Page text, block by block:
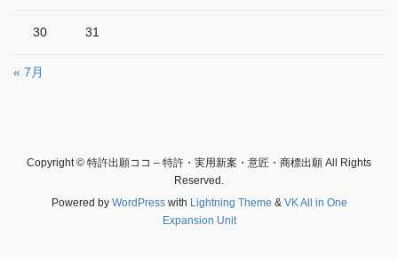
30 31
« 7月
Copyright © 特許出願ココ – 特許・実用新案・意匠・商標出願 All Rights
Reserved.
Powered by WordPresswith Lightning Theme & VK All in One
Expansion Unit